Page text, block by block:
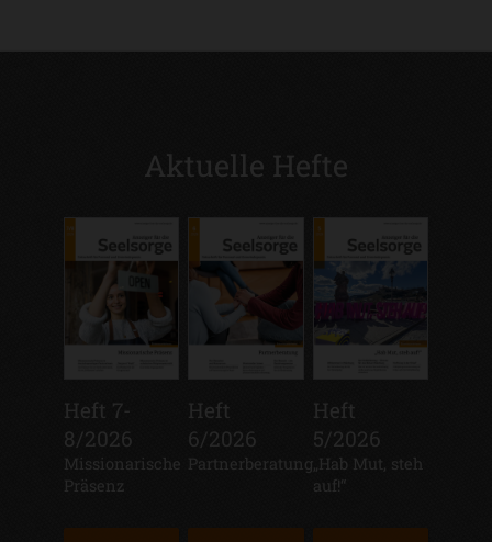
Aktuelle Hefte
Heft 7-
8/2026
:
Missionarische
Präsenz
Heft
6/2026
:
Partnerberatung
Heft
5/2026
:„Hab Mut, steh
auf!“